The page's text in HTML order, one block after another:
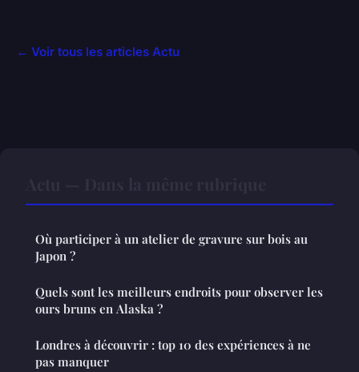
← Voir tous les articles Actu
Où participer à un atelier de gravure sur bois au
Japon ?
Quels sont les meilleurs endroits pour observer les
ours bruns en Alaska ?
Londres à découvrir : top 10 des expériences à ne
pas manquer